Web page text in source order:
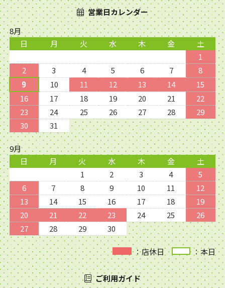
営業日カレンダー
8月
日
月 火 水 木 金
土
1
2
3 4 5 6 7
8
9
10 11 12 13 14
15
16
17 18 19 20 21
22
23
24 25 26 27 28
29
30
31
9月
日
月 火 水 木 金
土
1
2 3 4
5
6
7 8 9 10 11
12
13
14 15 16 17 18
19
20
21 22 23 24 25
26
27
28 29 30
：店休日 ：本日
ご利用ガイド